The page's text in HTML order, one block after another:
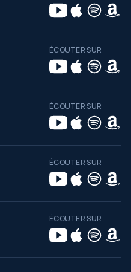
ÉCOUTER SUR
ÉCOUTER SUR
ÉCOUTER SUR
ÉCOUTER SUR